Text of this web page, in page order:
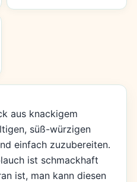
aus knackigem
süß-würzigen
einfach zuzubereiten.
ist schmackhaft
ist, man kann diesen